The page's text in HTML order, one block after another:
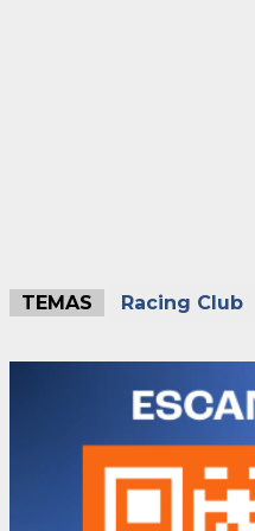
TEMAS Racing Club